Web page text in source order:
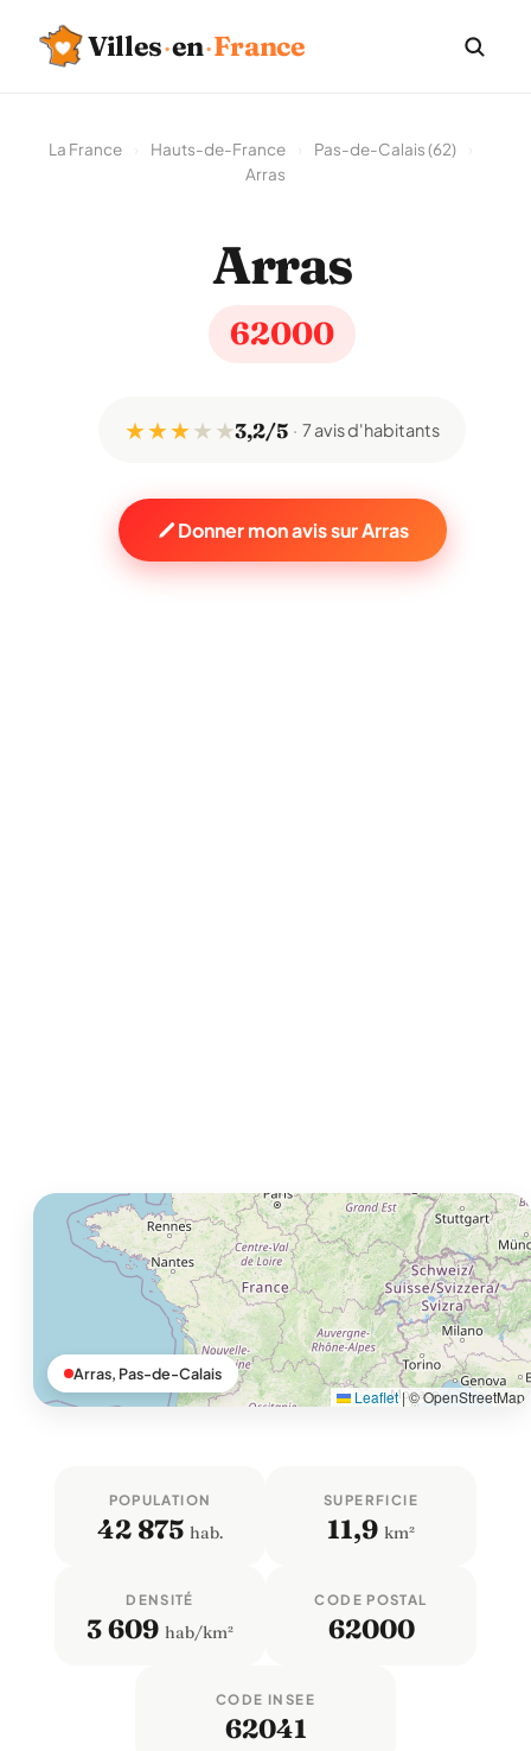
Villes·en·France
La France Hauts-de-France Pas-de-Calais (62)
Arras
Arras
62000
★ ★ ★★ ★3,2/5 7 avis d'habitants
Donner mon avis sur Arras
Leaflet |© OpenStreetMap
Arras, Pas-de-Calais
POPULATION
42 875 hab.
SUPERFICIE
11,9 km²
DENSITÉ
3 609 hab/km²
CODE POSTAL
62000
CODE INSEE
62041